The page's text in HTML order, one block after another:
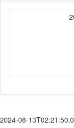
2024-08-